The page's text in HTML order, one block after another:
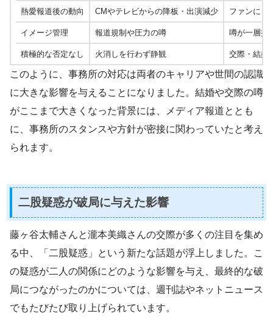
熱愛報道後の動向 CMやテレビからの降板・出演減少 ファンに「
イメージ管理 報道規制や圧力の噂 噂が一層拡
積極的な否定なし 火消しを行わず静観 交際・結婚
このように、事務所の対応は両者のキャリアや世間の認識
に大きな影響を与えることになりました。結婚や交際の噂
がここまで大きくなった背景には、メディア報道ととも
に、事務所のスタンスや方針が密接に関わっていたと考え
られます。
二股疑惑が破局に与えた影響
藤ヶ谷太輔さんと瀧本美織さんの交際が多くの注目を集め
る中、「二股疑惑」という新たな話題が浮上しました。こ
の疑惑が二人の関係にどのような影響を与え、最終的な破
局につながったのかについては、週刊誌やネットニュース
でもたびたび取り上げられています。